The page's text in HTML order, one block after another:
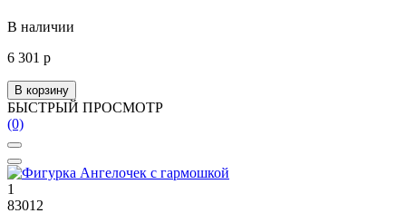
В наличии
6 301 р
В корзину
БЫСТРЫЙ ПРОСМОТР
(0)
1
83012